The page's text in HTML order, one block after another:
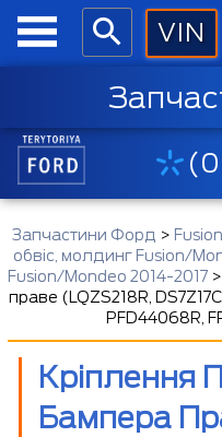
Запчастини Форд >
обвіс, молдинг Fusion/
Fusion/Mondeo 2014-2017
праве (LQZS218R,
PFD44068R,
Кріплення
Бампера